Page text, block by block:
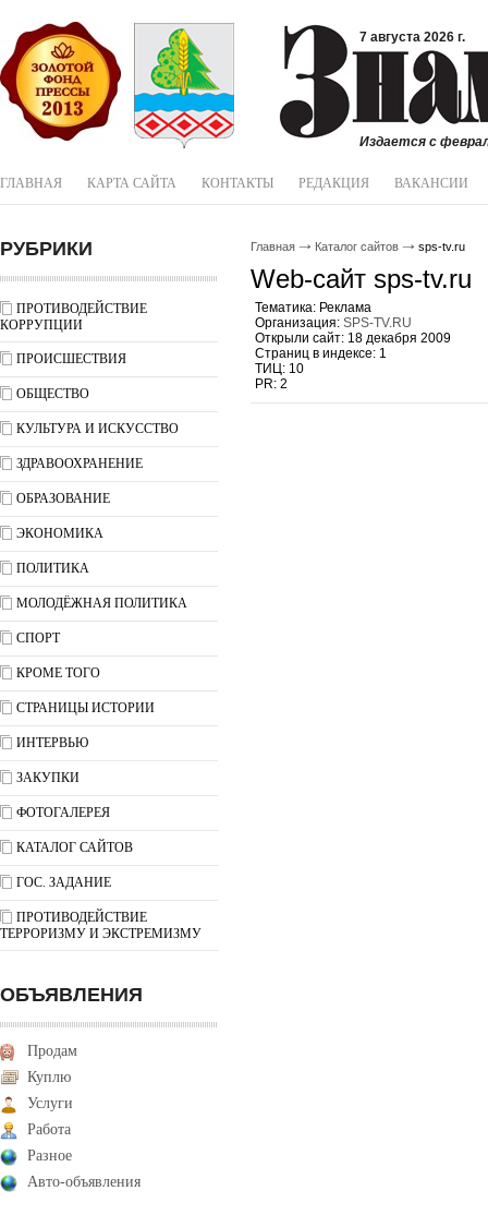
7 августа 2026 г.
Издается с
ГЛАВНАЯ КАРТА САЙТА КОНТАКТЫ РЕДАКЦИЯ ВАКАНСИИ
РУБРИКИ
ПРОТИВОДЕЙСТВИЕ
КОРРУПЦИИ
ПРОИСШЕСТВИЯ
ОБЩЕСТВО
КУЛЬТУРА И ИСКУССТВО
ЗДРАВООХРАНЕНИЕ
ОБРАЗОВАНИЕ
ЭКОНОМИКА
ПОЛИТИКА
МОЛОДЁЖНАЯ ПОЛИТИКА
СПОРТ
КРОМЕ ТОГО
СТРАНИЦЫ ИСТОРИИ
ИНТЕРВЬЮ
ЗАКУПКИ
ФОТОГАЛЕРЕЯ
КАТАЛОГ САЙТОВ
ГОС. ЗАДАНИЕ
ПРОТИВОДЕЙСТВИЕ
ТЕРРОРИЗМУ И ЭКСТРЕМИЗМУ
ОБЪЯВЛЕНИЯ
Продам
Куплю
Услуги
Работа
Разное
Авто-объявления
Главная Каталог сайтов sps-tv.ru
Web-сайт sps-tv.ru
Тематика: Реклама
Организация: SPS-ТV.RU
Открыли сайт: 18 декабря 2009
Страниц в индексе: 1
ТИЦ: 10
PR: 2